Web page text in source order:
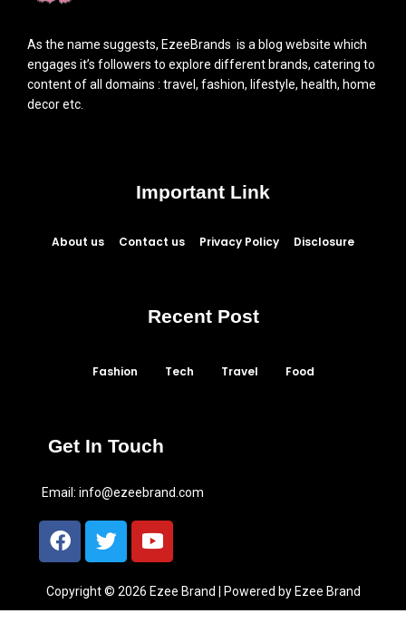
As the name suggests, EzeeBrands is a blog website which
engages it’s followers to explore different brands, catering to
content of all domains : travel, fashion, lifestyle, health, home
decor etc.
Important Link
About us Contact us Privacy Policy Disclosure
Recent Post
Fashion Tech Travel Food
Get In Touch
Email: info@ezeebrand.com
Copyright © 2026 Ezee Brand | Powered by Ezee Brand